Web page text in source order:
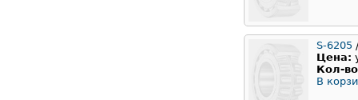
S-6205
Цена:
Кол-
В